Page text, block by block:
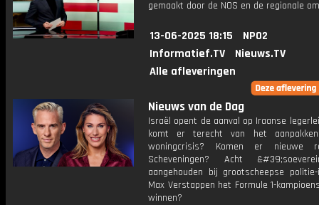
gemaakt door de NOS en de regionale
13-06-2025 18:15
NPO2
Informatief.TV
Nieuws.TV
Alle afleveringen
Nieuws van de Dag
Israël opent de aanval op Iraanse
komt er terecht van het
woningcrisis? Komen er nieuwe
Scheveningen? Acht
aangehouden bij grootscheepse politie-
Max Verstappen het Formule 1-
winnen?